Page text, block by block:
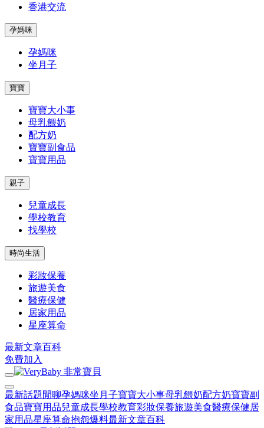
香港交流
孕媽咪
孕媽咪
坐月子
寶寶
寶寶大小事
母乳餵奶
配方奶
寶寶副食品
寶寶用品
親子
兒童成長
學校教育
找學校
時尚生活
彩妝保養
旅遊美食
醫療保健
居家用品
星座算命
最新文章百科
免費加入
最新話題 閒聊孕媽咪坐月子寶寶大小事母乳餵奶配方奶寶寶副
食品寶寶用品兒童成長學校教育彩妝保養旅遊美食醫療保健居
家用品星座算命抱怨爆料最新文章百科